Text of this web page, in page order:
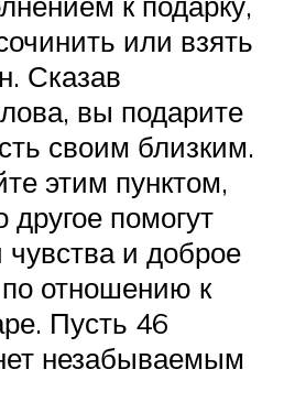
или взять
Сказав
вы подарите
своим близким.
этим пунктом,
другое помогут
и доброе
отношению к
Пусть 46
незабываемым